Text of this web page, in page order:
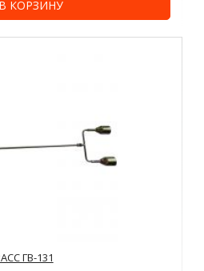
В КОРЗИНУ
ГВ-131